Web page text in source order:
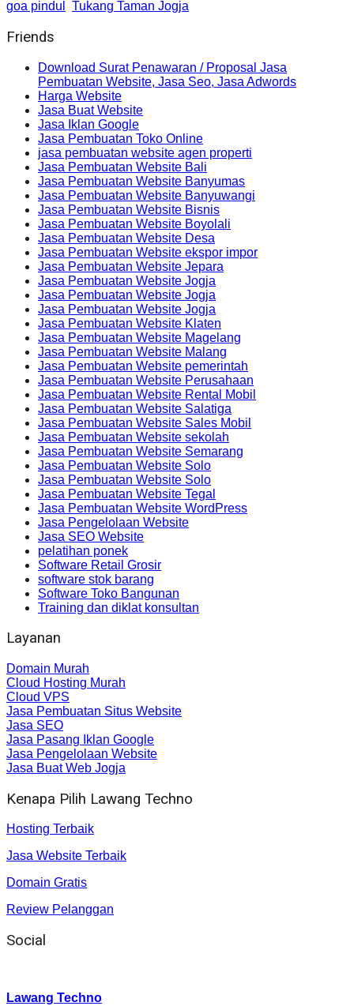
goa pindul Tukang Taman Jogja
Friends
Download Surat Penawaran / Proposal Jasa
Pembuatan Website, Jasa Seo, Jasa Adwords
Harga Website
Jasa Buat Website
Jasa Iklan Google
Jasa Pembuatan Toko Online
jasa pembuatan website agen properti
Jasa Pembuatan Website Bali
Jasa Pembuatan Website Banyumas
Jasa Pembuatan Website Banyuwangi
Jasa Pembuatan Website Bisnis
Jasa Pembuatan Website Boyolali
Jasa Pembuatan Website Desa
Jasa Pembuatan Website ekspor impor
Jasa Pembuatan Website Jepara
Jasa Pembuatan Website Jogja
Jasa Pembuatan Website Jogja
Jasa Pembuatan Website Jogja
Jasa Pembuatan Website Klaten
Jasa Pembuatan Website Magelang
Jasa Pembuatan Website Malang
Jasa Pembuatan Website pemerintah
Jasa Pembuatan Website Perusahaan
Jasa Pembuatan Website Rental Mobil
Jasa Pembuatan Website Salatiga
Jasa Pembuatan Website Sales Mobil
Jasa Pembuatan Website sekolah
Jasa Pembuatan Website Semarang
Jasa Pembuatan Website Solo
Jasa Pembuatan Website Solo
Jasa Pembuatan Website Tegal
Jasa Pembuatan Website WordPress
Jasa Pengelolaan Website
Jasa SEO Website
pelatihan ponek
Software Retail Grosir
software stok barang
Software Toko Bangunan
Training dan diklat konsultan
Layanan
Domain Murah
Cloud Hosting Murah
Cloud VPS
Jasa Pembuatan Situs Website
Jasa SEO
Jasa Pasang Iklan Google
Jasa Pengelolaan Website
Jasa Buat Web Jogja
Kenapa Pilih Lawang Techno
Hosting Terbaik
Jasa Website Terbaik
Domain Gratis
Review Pelanggan
Social
Lawang Techno